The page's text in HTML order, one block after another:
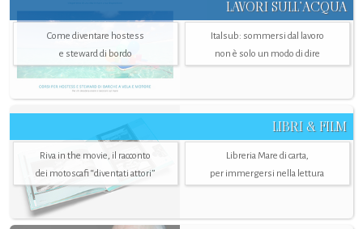
LAVORI SULL’ACQUA
Come diventare hostess
e steward di bordo
Italsub: sommersi dal lavoro
non è solo un modo di dire
LIBRI & FILM
Riva in the movie, il racconto
dei motoscafi “diventati attori”
Libreria Mare di carta,
per immergersi nella lettura